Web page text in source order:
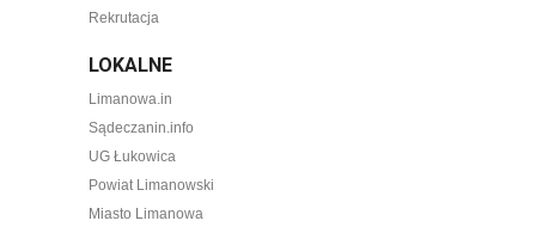
Rekrutacja
LOKALNE
Limanowa.in
Sądeczanin.info
UG Łukowica
Powiat Limanowski
Miasto Limanowa